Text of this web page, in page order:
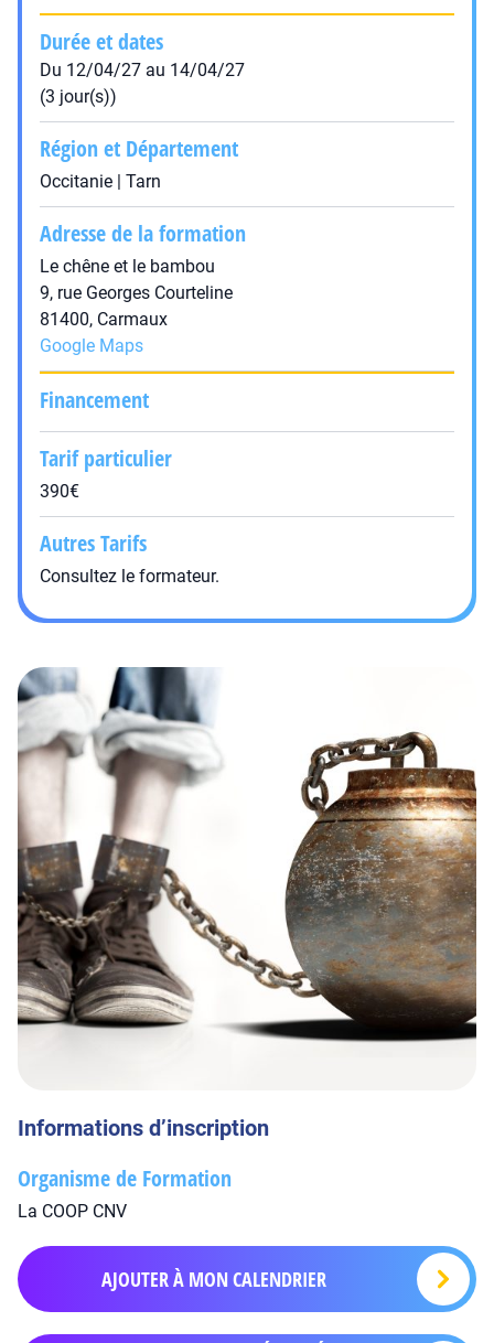
Durée et dates
Du 12/04/27 au 14/04/27
(3 jour(s))
Région et Département
Occitanie | Tarn
Adresse de la formation
Le chêne et le bambou
9, rue Georges Courteline
81400, Carmaux
Google Maps
Financement
Tarif particulier
390€
Autres Tarifs
Consultez le formateur.
Informations d’inscription
Organisme de Formation
La COOP CNV
AJOUTER À MON CALENDRIER